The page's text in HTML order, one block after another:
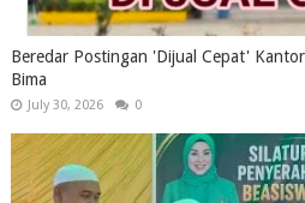
Beredar Postingan 'Dijual Cepat'
Bima
July 30, 2026 0